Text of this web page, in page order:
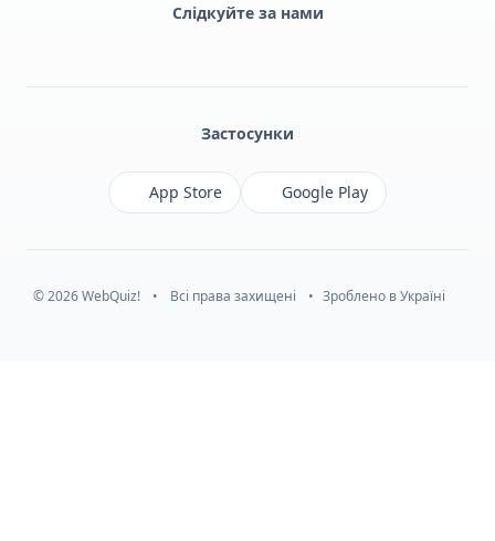
Слідкуйте за нами
Застосунки
App Store Google Play
© 2026 WebQuiz! • Всі права захищені • Зроблено в Україні